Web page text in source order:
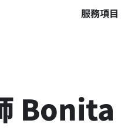
服務項目
Bonita